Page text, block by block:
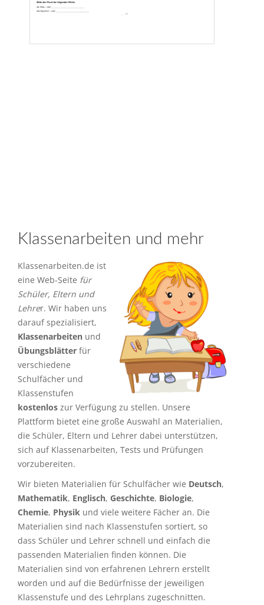
Klassenarbeiten und mehr
Klassenarbeiten.de ist
eine Web-Seite für
Schüler, Eltern und
Lehrer. Wir haben uns
darauf spezialisiert,
Klassenarbeiten und
Übungsblätter für
verschiedene
Schulfächer und
Klassenstufen
kostenlos zur Verfügung zu stellen. Unsere
Plattform bietet eine große Auswahl an Materialien,
die Schüler, Eltern und Lehrer dabei unterstützen,
sich auf Klassenarbeiten, Tests und Prüfungen
vorzubereiten.
Wir bieten Materialien für Schulfächer wie Deutsch,
Mathematik, Englisch, Geschichte, Biologie,
Chemie, Physik und viele weitere Fächer an. Die
Materialien sind nach Klassenstufen sortiert, so
dass Schüler und Lehrer schnell und einfach die
passenden Materialien finden können. Die
Materialien sind von erfahrenen Lehrern erstellt
worden und auf die Bedürfnisse der jeweiligen
Klassenstufe und des Lehrplans zugeschnitten.